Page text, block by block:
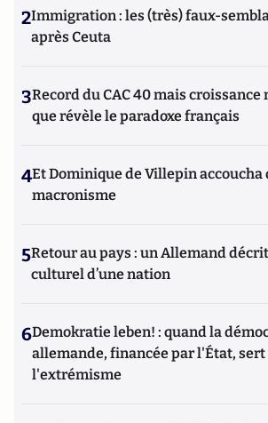
2Immigration : les (très) faux-
après Ceuta
3Record du CAC 40 mais croissance
que révèle le paradoxe français
4Et Dominique de Villepin
macronisme
5Retour au pays : un Allemand
culturel d’une nation
6Demokratie leben! : quand la
allemande, financée par l'État,
l'extrémisme